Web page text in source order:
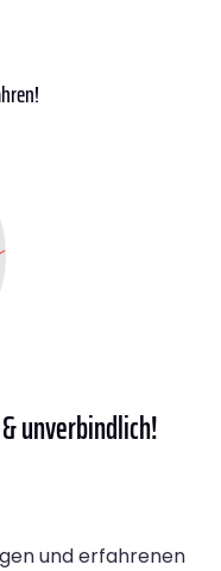
unverbindlich!
und erfahrenen